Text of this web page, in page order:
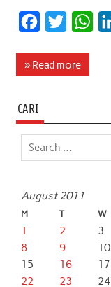
c
o
o
i
e
W
A
» Read more
CARI
August 2011
M T W
1 2 3
8
9 10
15
16 17
22
23 24